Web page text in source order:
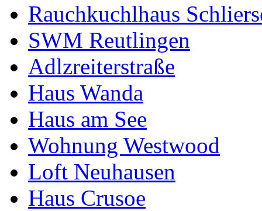
Rauchkuchlhaus
SWM Reutlingen
Adlzreiterstraße
Haus Wanda
Haus am See
Wohnung Westwood
Loft Neuhausen
Haus Crusoe